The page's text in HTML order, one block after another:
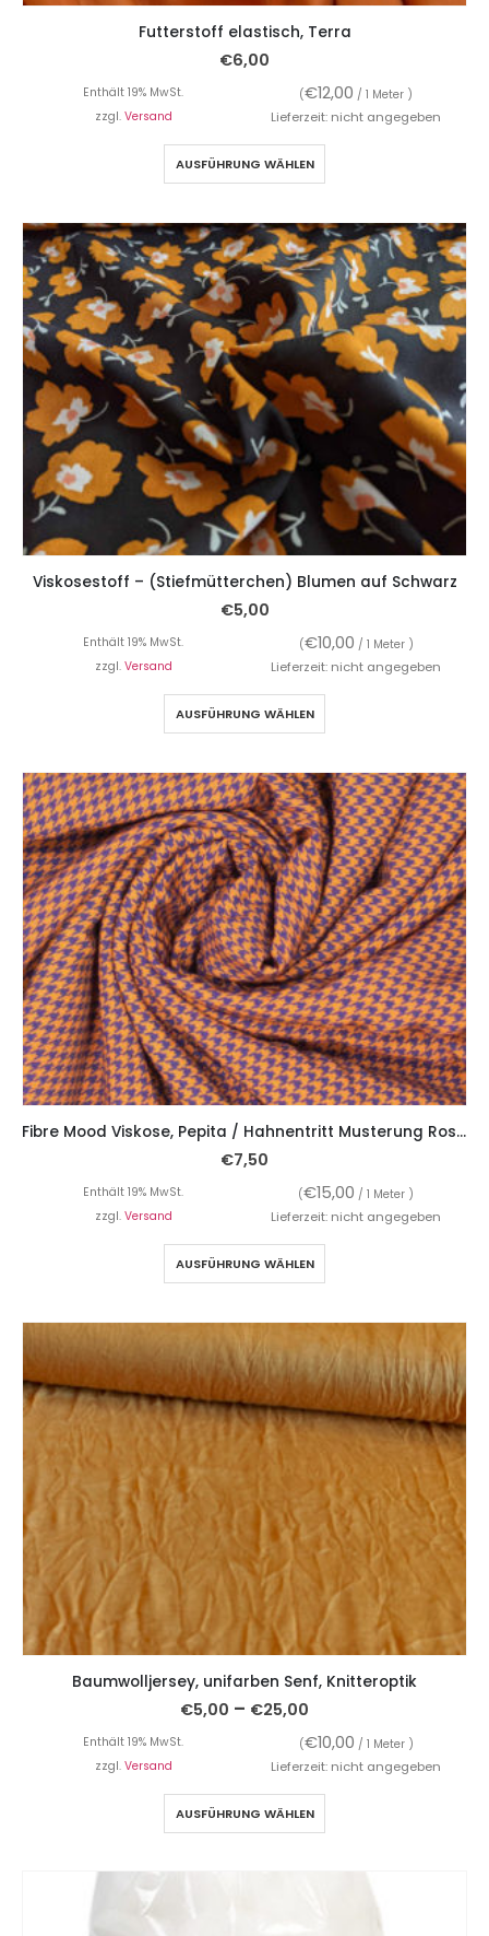
Futterstoff elastisch, Terra
€6,00
Enthält 19% MwSt. (€12,00 / 1 Meter )
zzgl. Versand Lieferzeit: nicht angegeben
AUSFÜHRUNG WÄHLEN
Viskosestoff – (Stiefmütterchen) Blumen auf Schwarz
€5,00
Enthält 19% MwSt. (€10,00 / 1 Meter )
zzgl. Versand Lieferzeit: nicht angegeben
AUSFÜHRUNG WÄHLEN
Fibre Mood Viskose, Pepita / Hahnentritt Musterung Rost / Marine
€7,50
Enthält 19% MwSt. (€15,00 / 1 Meter )
zzgl. Versand Lieferzeit: nicht angegeben
AUSFÜHRUNG WÄHLEN
Baumwolljersey, unifarben Senf, Knitteroptik
€5,00 – €25,00
Enthält 19% MwSt. (€10,00 / 1 Meter )
zzgl. Versand Lieferzeit: nicht angegeben
AUSFÜHRUNG WÄHLEN